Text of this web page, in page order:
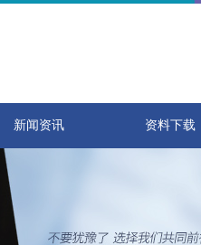
新闻资讯 资料下载